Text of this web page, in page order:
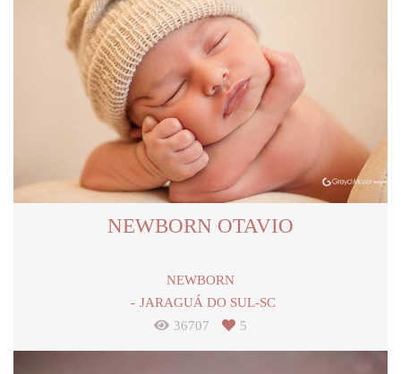
NEWBORN OTAVIO
NEWBORN
JARAGUÁ DO SUL-SC
36707
5